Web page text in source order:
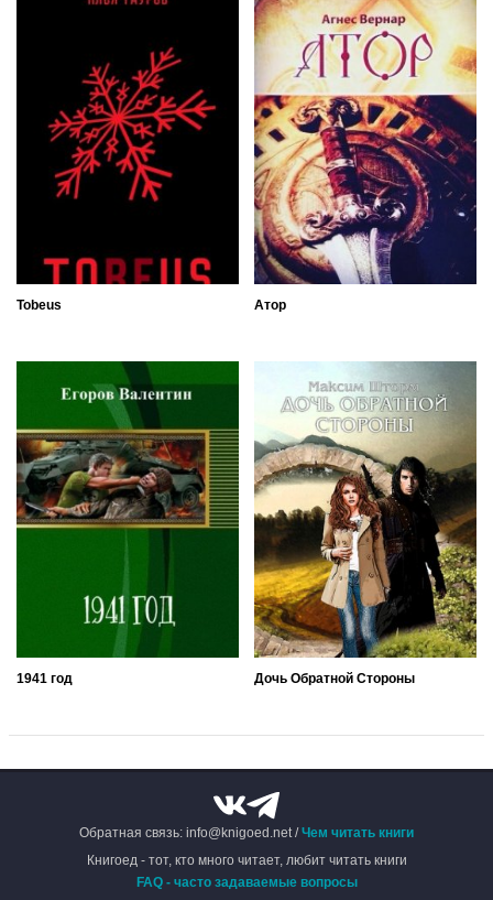
Tobeus Атор
1941 год Дочь Обратной Стороны
Обратная связь: info@knigoed.net /Чем читать книги
Книгоед - тот, кто много читает, любит читать книги
FAQ - часто задаваемые вопросы